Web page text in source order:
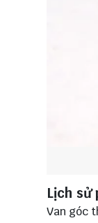
Lịch sử
Van góc